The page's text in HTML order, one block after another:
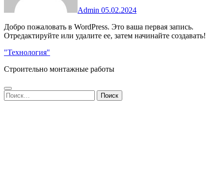
Admin 05.02.2024
Добро пожаловать в WordPress. Это ваша первая запись.
Отредактируйте или удалите ее, затем начинайте создавать!
"Технология"
Строительно монтажные работы
Найти: